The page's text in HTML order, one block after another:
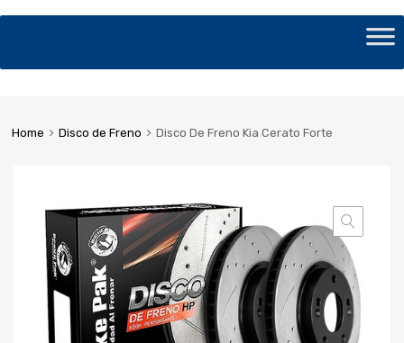
Home Disco de Freno Disco De Freno Kia Cerato Forte